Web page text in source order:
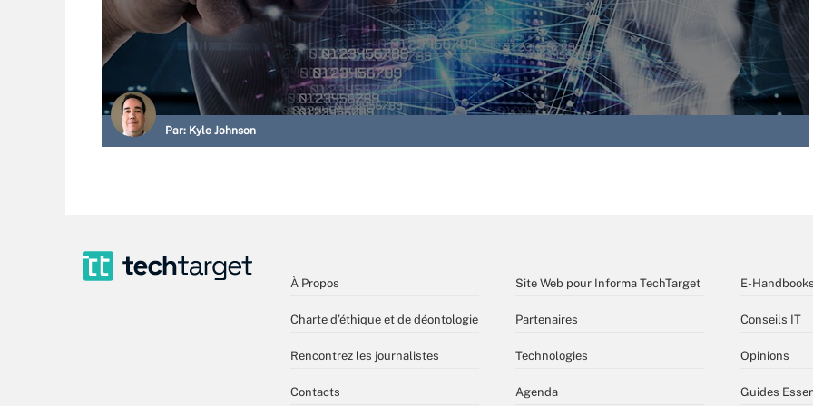
Par: Kyle Johnson
À Propos
Charte d’éthique et de déontologie
Rencontrez les journalistes
Contacts
Site Web pour Informa TechTarget
Partenaires
Technologies
Agenda
E-Handbooks
Conseils IT
Opinions
Guides